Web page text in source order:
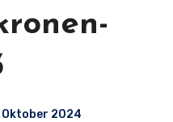
Oktober 2024